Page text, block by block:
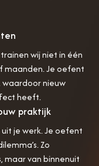
wij niet in één
maanden. Je oefent
waardoor nieuw
heeft.
praktijk
je werk. Je oefent
Zo
maar van binnenuit